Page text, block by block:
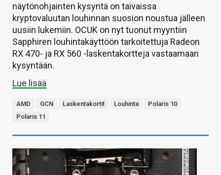
näytönohjainten kysyntä on taivaissa
kryptovaluutan louhinnan suosion noustua jälleen
uusiin lukemiin. OCUK on nyt tuonut myyntiin
Sapphiren louhintakäyttöön tarkoitettuja Radeon
RX 470- ja RX 560 -laskentakortteja vastaamaan
kysyntään.
Lue lisää
AMD GCN Laskentakortit Louhinta
Polaris 10
Polaris 11